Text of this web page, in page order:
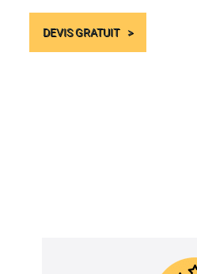
DEVIS GRATUIT